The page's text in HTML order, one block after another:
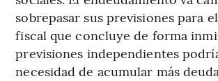
sobrepasar sus previsiones para
fiscal que concluye de forma
previsiones independientes
necesidad de acumular más